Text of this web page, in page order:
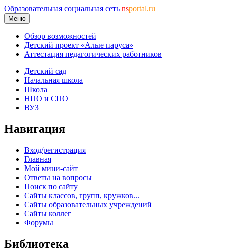
Образовательная социальная сеть nsportal.ru
Меню
Обзор возможностей
Детский проект «Алые паруса»
Аттестация педагогических работников
Детский сад
Начальная школа
Школа
НПО и СПО
ВУЗ
Навигация
Вход/регистрация
Главная
Мой мини-сайт
Ответы на вопросы
Поиск по сайту
Сайты классов, групп, кружков...
Сайты образовательных учреждений
Сайты коллег
Форумы
Библиотека